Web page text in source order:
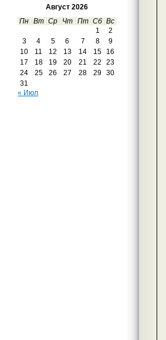
Август 2026
Пн Вт Ср Чт Пт Сб Вс
1
2
3
4 5 6 7 8
9
10
11 12 13 14 15
16
17
18 19 20 21 22
23
24
25 26 27 28 29
30
31
« Июл